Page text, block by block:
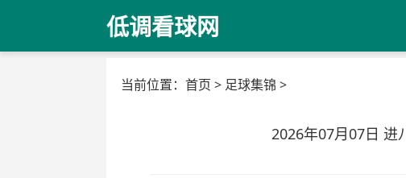
低调看球网
当前位置： 首页 > 足球集锦 >
2026年07月07日 进